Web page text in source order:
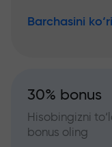
Barchasini
30% bonus
Hisobingizni
bonus oling